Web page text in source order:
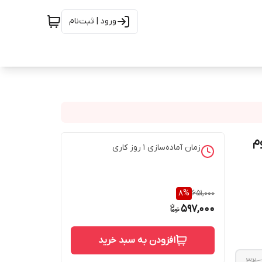
ورود | ثبت‌نام
زمان آماده‌سازی 1 روز کاری
651,000
8%
597,000
افزودن به سبد خرید